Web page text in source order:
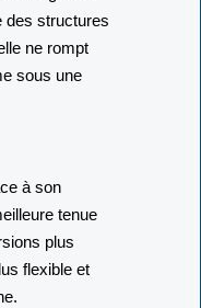
des structures
ne rompt
sous une
à son
tenue
plus
flexible et